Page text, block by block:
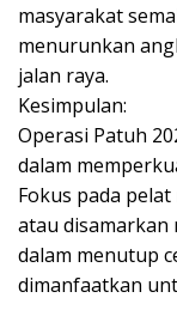
masyarakat
menurunkan
jalan raya.
Kesimpulan:
Operasi Patuh
dalam
Fokus pada
atau
dalam menutup
dimanfaatkan